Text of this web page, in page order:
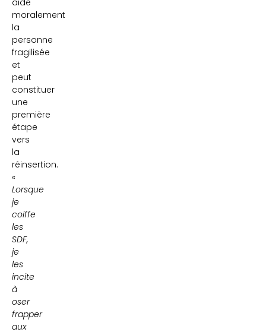
aide
moralement
la
personne
fragilisée
et
peut
constituer
une
première
étape
vers
la
réinsertion.
«
Lorsque
je
coiffe
les
SDF,
je
les
incite
à
oser
frapper
aux